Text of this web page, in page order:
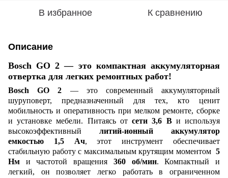
В избранное К сравнению
Описание
Bosch GO 2 — это компактная аккумуляторная
отвертка для легких ремонтных работ!
Bosch GO 2 — это современный аккумуляторный
шуруповерт, предназначенный для тех, кто ценит
мобильность и оперативность при мелком ремонте, сборке
и установке мебели. Питаясь отсети 3,6 Ви используя
высокоэффективный литий-ионный аккумулятор
емкостью 1,5 Ач, этот инструмент обеспечивает
стабильную работу с максимальным крутящим моментом 5
Нм и частотой вращения 360 об/мин. Компактный и
легкий, он позволяет легко работать в ограниченном